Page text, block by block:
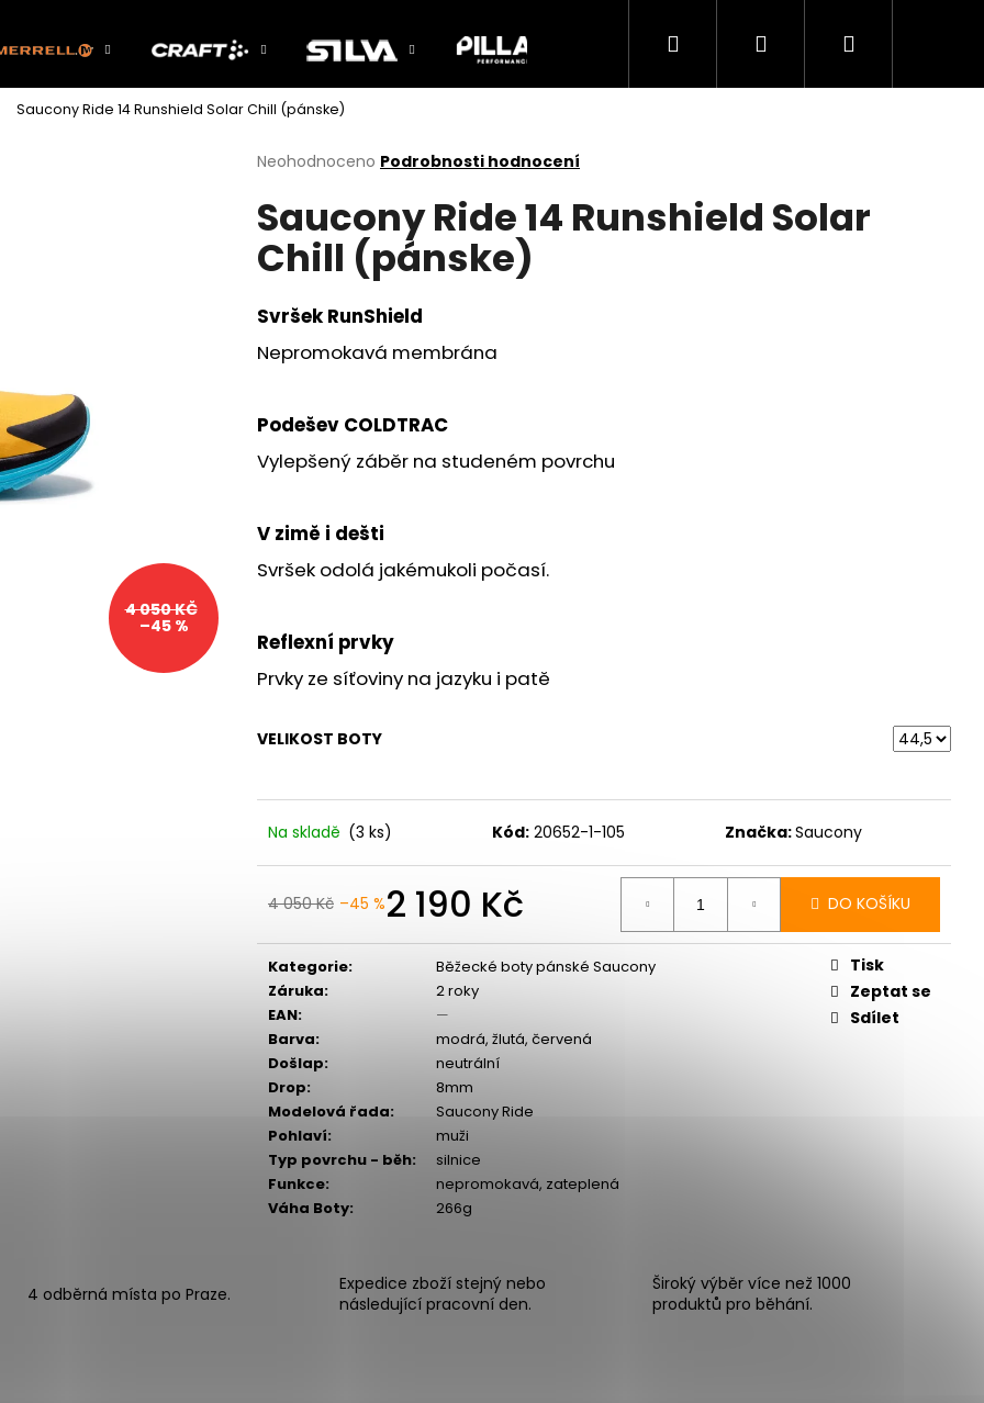
Hledat PřihlášeníNákupní
Saucony Ride 14 Runshield Solar Chill (pánske)
Průměrné
produktu
je
0,0
z
hvězdiček.
Neohodnoceno Podrobnosti hodnocení
Saucony Ride 14 Runshield Solar
Chill (pánske)
Svršek RunShield
Nepromokavá membrána
Podešev COLDTRAC
Vylepšený záběr na studeném povrchu
V zimě i dešti
Svršek odolá jakémukoli počasí.
Reflexní prvky
Prvky ze síťoviny na jazyku i patě
VELIKOST BOTY
Na skladě (3 ks) Kód: 20652-1-105 Značka:Saucony
4 050 Kč –45 %2 190 Kč DO KOŠÍKU
Kategorie:
Běžecké boty pánské Saucony
Záruka:
2 roky
EAN:
—
Barva:
modrá, žlutá, červená
Došlap:
neutrální
Drop:
8mm
Modelová řada:
Saucony Ride
Pohlaví:
muži
Typ povrchu - běh:
silnice
Funkce:
nepromokavá, zateplená
Váha Boty: 266g
Tisk
Zeptat se
Sdílet
4 050 KČ
–45 %
4 odběrná místa po Praze.
Expedice zboží stejný nebo
následující pracovní den.
Široký výběr více než 1000
produktů pro běhání.
Co potřebujete najít?
HLEDAT
CRAFT CTM ULTRA TRAIL - ŠEDÁ
2 999 Kč
Původně: